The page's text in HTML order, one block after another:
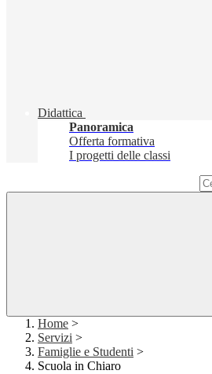
Didattica
Panoramica
Offerta formativa
I progetti delle classi
Home >
Servizi >
Famiglie e Studenti >
Scuola in Chiaro